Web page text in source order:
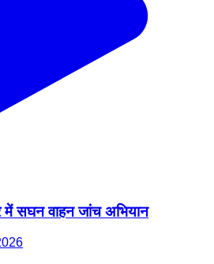
में सघन वाहन जांच अभियान